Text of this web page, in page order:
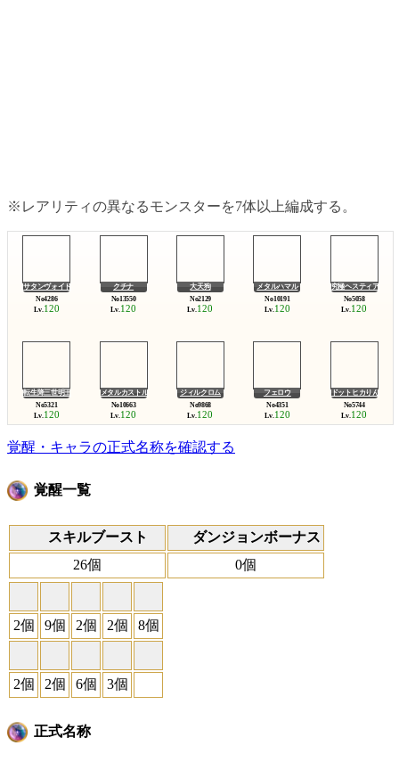
※レアリティの異なるモンスターを7体以上編成する。
サタンヴォイド クチナ 大天狗 メタルハマル 究極ヘスティア
Lv.120 Lv.120 Lv.120 Lv.120 Lv.120
転生降三世明王 メタルカストル ジィルクロム フェロウ ドットヒカりん
Lv.120 Lv.120 Lv.120 Lv.120 Lv.120
覚醒・キャラの正式名称を確認する
覚醒一覧
スキルブースト
ダンジョンボーナス
26個
0個
2個 9個 2個 2個 8個
2個 2個 6個 3個
正式名称